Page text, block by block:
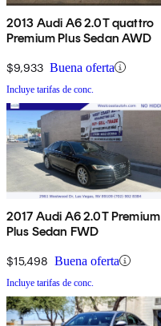
2013 Audi A6 2.0T quattro
Premium Plus Sedan AWD
$9,933 Buena oferta
Incluye tarifas de conc.
2017 Audi A6 2.0T Premium
Plus Sedan FWD
$15,498 Buena oferta
Incluye tarifas de conc.